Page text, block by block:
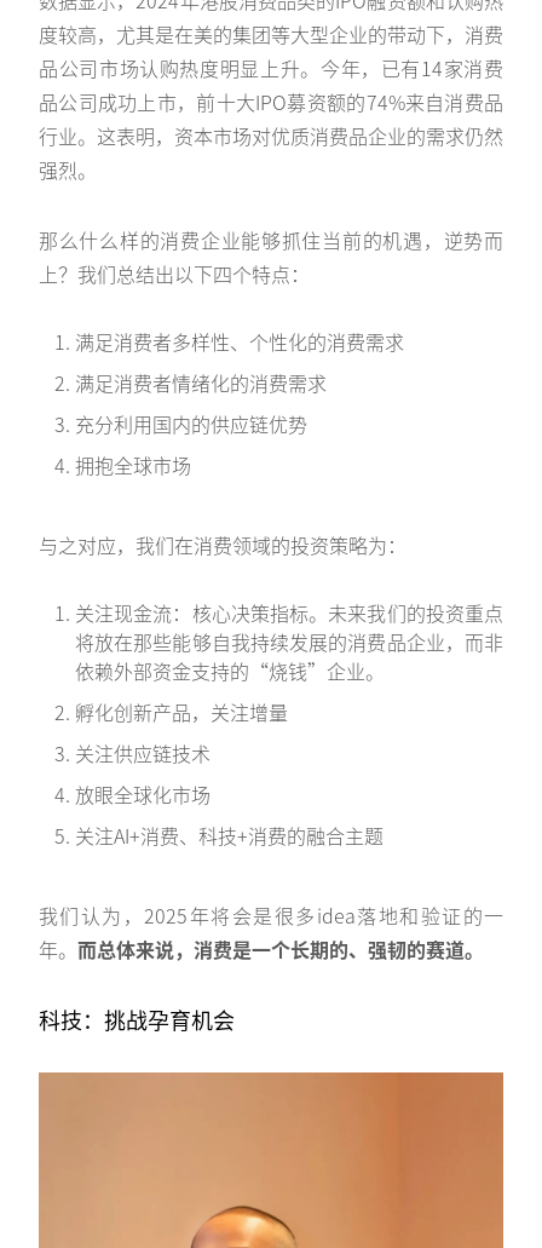
度较高，尤其是在美的集团等大型企业的带动下，消费
品公司市场认购热度明显上升。今年，已有14家消费
品公司成功上市，前十大IPO募资额的74%来自消费品
行业。这表明，资本市场对优质消费品企业的需求仍然
强烈。
那么什么样的消费企业能够抓住当前的机遇，逆势而
上？我们总结出以下四个特点：
满足消费者多样性、个性化的消费需求
满足消费者情绪化的消费需求
充分利用国内的供应链优势
拥抱全球市场
与之对应，我们在消费领域的投资策略为：
关注现金流：核心决策指标。未来我们的投资重点
将放在那些能够自我持续发展的消费品企业，而非
依赖外部资金支持的“烧钱”企业。
孵化创新产品，关注增量
关注供应链技术
放眼全球化市场
关注AI+消费、科技+消费的融合主题
我们认为，2025年将会是很多idea落地和验证的一
年。 而总体来说，消费是一个长期的、强韧的赛道。
科技：挑战孕育机会